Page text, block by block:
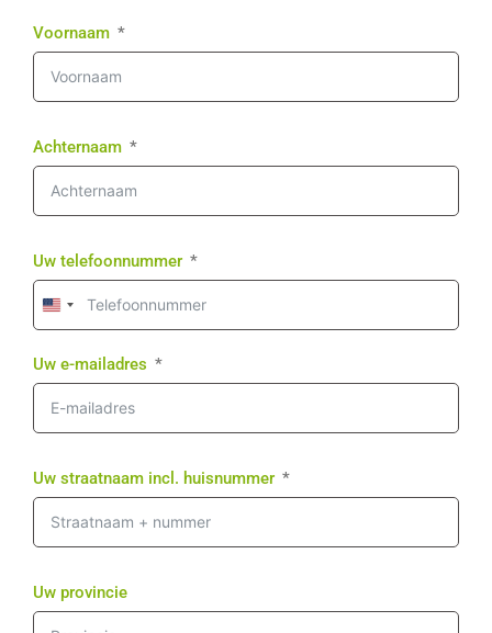
Voornaam
Achternaam
Uw telefoonnummer
United
States
+1
Uw e-mailadres
Uw straatnaam incl. huisnummer
Uw provincie